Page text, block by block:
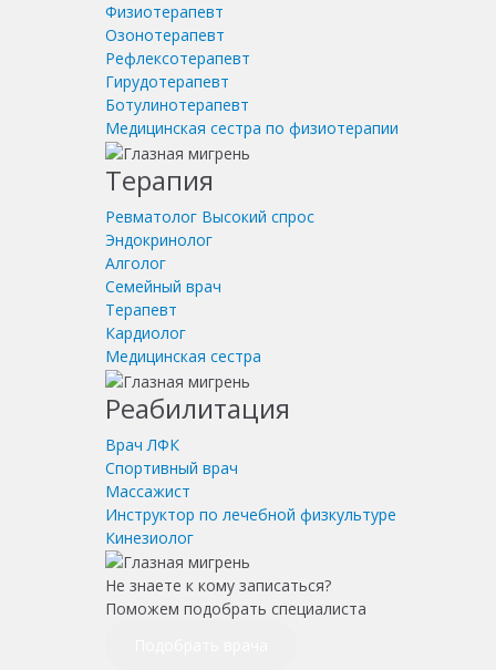
Физиотерапевт
Озонотерапевт
Рефлексотерапевт
Гирудотерапевт
Ботулинотерапевт
Медицинская сестра по физиотерапии
Терапия
Ревматолог Высокий спрос
Эндокринолог
Алголог
Семейный врач
Терапевт
Кардиолог
Медицинская сестра
Реабилитация
Врач ЛФК
Спортивный врач
Массажист
Инструктор по лечебной физкультуре
Кинезиолог
Не знаете к кому записаться?
Поможем подобрать специалиста